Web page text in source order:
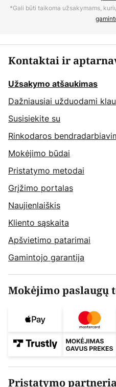
*Gali būti taikoma užsakymams,
Kontaktai ir
Užsakymo atšaukimas
Dažniausiai užduodami
Susisiekite su
Rinkodaros
Mokėjimo būdai
Pristatymo metodai
Grįžimo portalas
Naujienlaiškis
Kliento sąskaita
Apšvietimo patarimai
Gamintojo garantija
Mokėjimo paslaugų
Pristatymo